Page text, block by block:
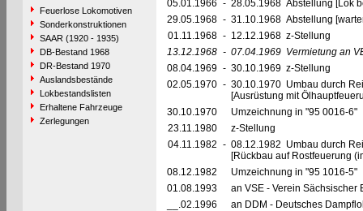
Feuerlose Lokomotiven
Sonderkonstruktionen
SAAR (1920 - 1935)
DB-Bestand 1968
DR-Bestand 1970
Auslandsbestände
Lokbestandslisten
Erhaltene Fahrzeuge
Zerlegungen
05.01.1966 - 28.05.1968 Abstellung [Lok
29.05.1968 - 31.10.1968 Abstellung
01.11.1968 - 12.12.1968 z-Stellung
13.12.1968 - 07.04.1969 Vermietung an
08.04.1969 - 30.10.1969 z-Stellung
02.05.1970 - 30.10.1970 Umbau durch
[Ausrüstung mit
30.10.1970
Umzeichnung in "95 0016-6"
23.11.1980
z-Stellung
04.11.1982 - 08.12.1982 Umbau durch
[Rückbau auf Rostfeuerung
08.12.1982
Umzeichnung in "95 1016-5"
01.08.1993
an VSE - Verein
__.02.1996
an DDM - Deutsches